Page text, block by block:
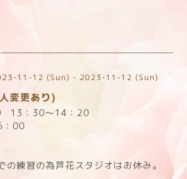
11-12 (Sun) - 2023-11-12 (Sun)
変更あり)
13：30～14：20
00
の練習の為芦花スタジオはお休み。